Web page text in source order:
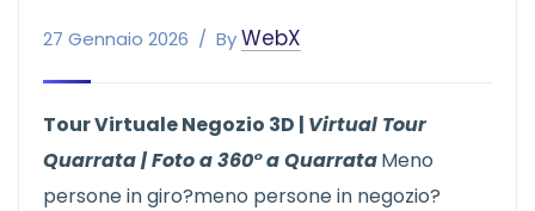
27 Gennaio 2026 ByWebX
Tour Virtuale Negozio 3D | Virtual Tour
Quarrata | Foto a 360° a QuarrataMeno
persone in giro?meno persone in negozio?